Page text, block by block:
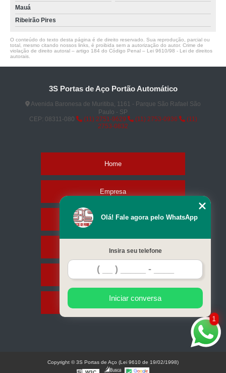
Mauá
Ribeirão Pires
O conteúdo do texto desta página é de direito reservado. Sua reprodução, parcial ou
total, mesmo citando nossos links, é proibida sem a autorização do autor. Crime de
violação de direito autoral – artigo 184 do Código Penal – Lei 9610/98 - Lei de direitos
autorais
3S Portas de Aço Portão Automático
Avenida Baronesa de Muritiba, 1161 - Parque São Rafael São
Paulo - SP
CEP: 08311-080
(11) 2751-9629 (11) 2753-0936
(11)
2753-0832
Home
Empresa
Missão
Serviços
Contato
Mapa do site
1
Olá! Fale agora pelo WhatsApp
Insira seu telefone
Iniciar conversa
Copyright © 3S Portas de Aço (Lei 9610 de 19/02/1998)